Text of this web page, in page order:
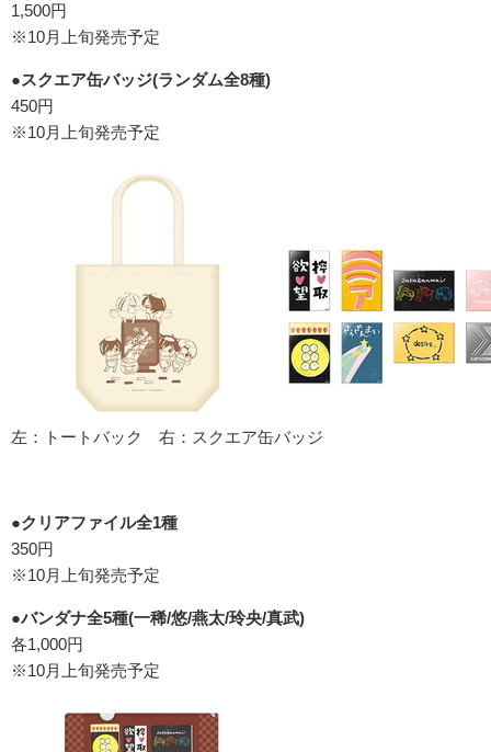
1,500円
※10月上旬発売予定
●スクエア缶バッジ(ランダム全8種)
450円
※10月上旬発売予定
左：トートバック 右：スクエア缶バッジ
●クリアファイル全1種
350円
※10月上旬発売予定
●バンダナ全5種(一稀/悠/燕太/玲央/真武)
各1,000円
※10月上旬発売予定